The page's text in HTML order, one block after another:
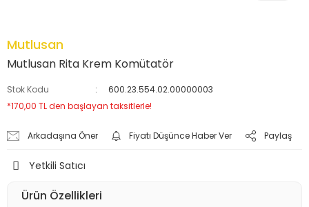
Mutlusan
Mutlusan Rita Krem Komütatör
Stok Kodu
600.23.554.02.00000003
*170,00 TL den başlayan taksitlerle!
Arkadaşına Öner Fiyatı Düşünce Haber Ver Paylaş
Yetkili Satıcı
Ürün Özellikleri